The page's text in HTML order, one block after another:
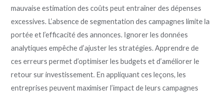
mauvaise estimation des coûts peut entraîner des dépenses
excessives. L’absence de segmentation des campagnes limite la
portée et l’efficacité des annonces. Ignorer les données
analytiques empêche d’ajuster les stratégies. Apprendre de
ces erreurs permet d’optimiser les budgets et d’améliorer le
retour sur investissement. En appliquant ces leçons, les
entreprises peuvent maximiser l’impact de leurs campagnes